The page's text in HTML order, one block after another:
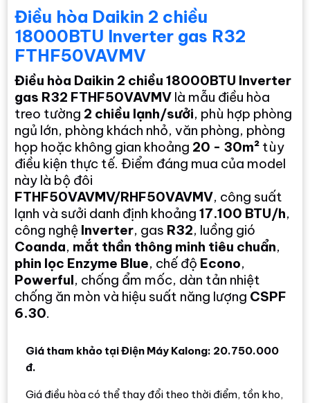
Điều hòa Daikin 2 chiều
18000BTU Inverter gas R32
FTHF50VAVMV
Điều hòa Daikin 2 chiều 18000BTU Inverter
gas R32 FTHF50VAVMV là mẫu điều hòa
treo tường 2 chiều lạnh/sưởi, phù hợp phòng
ngủ lớn, phòng khách nhỏ, văn phòng, phòng
họp hoặc không gian khoảng 20 - 30m² tùy
điều kiện thực tế. Điểm đáng mua của model
này là bộ đôi
FTHF50VAVMV/RHF50VAVMV, công suất
lạnh và sưởi danh định khoảng17.100 BTU/h,
công nghệ Inverter, gas R32, luồng gió
Coanda, mắt thần thông minh tiêu chuẩn,
phin lọc Enzyme Blue, chế độ Econo,
Powerful, chống ẩm mốc, dàn tản nhiệt
chống ăn mòn và hiệu suất năng lượng CSPF
6.30.
Giá tham khảo tại Điện Máy Kalong: 20.750.000
đ.
Giá điều hòa có thể thay đổi theo thời điểm, tồn kho,